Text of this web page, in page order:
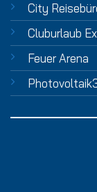
City
Cluburlaub
Feuer Arena